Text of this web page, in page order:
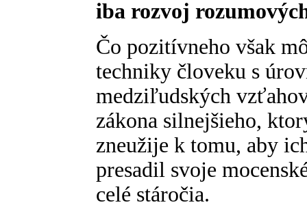
iba rozvoj
Čo pozitívneho však
techniky človeku s
medziľudských
zákona silnejšieho,
zneužije k tomu, aby
presadil svoje
celé stáročia.